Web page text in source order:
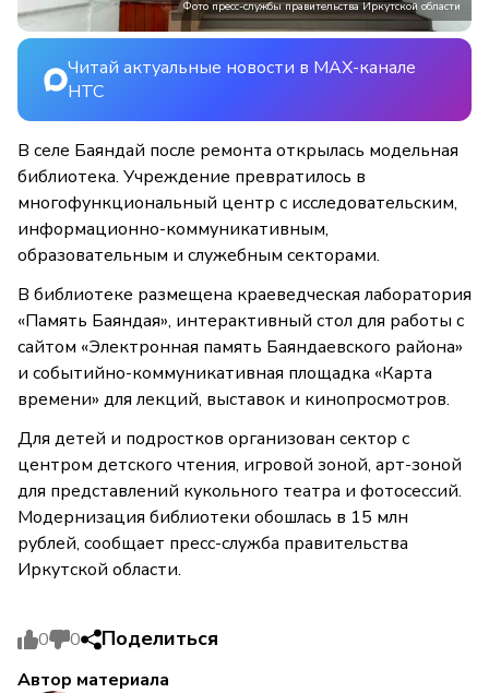
Фото пресс-службы правительства Иркутской области
Читай актуальные новости в MAX-канале
НТС
В селе Баяндай после ремонта открылась модельная
библиотека. Учреждение превратилось в
многофункциональный центр с исследовательским,
информационно-коммуникативным,
образовательным и служебным секторами.
В библиотеке размещена краеведческая лаборатория
«Память Баяндая», интерактивный стол для работы с
сайтом «Электронная память Баяндаевского района»
и событийно-коммуникативная площадка «Карта
времени» для лекций, выставок и кинопросмотров.
Для детей и подростков организован сектор с
центром детского чтения, игровой зоной, арт-зоной
для представлений кукольного театра и фотосессий.
Модернизация библиотеки обошлась в 15 млн
рублей, сообщает пресс-служба правительства
Иркутской области.
0 0 Поделиться
Автор материала